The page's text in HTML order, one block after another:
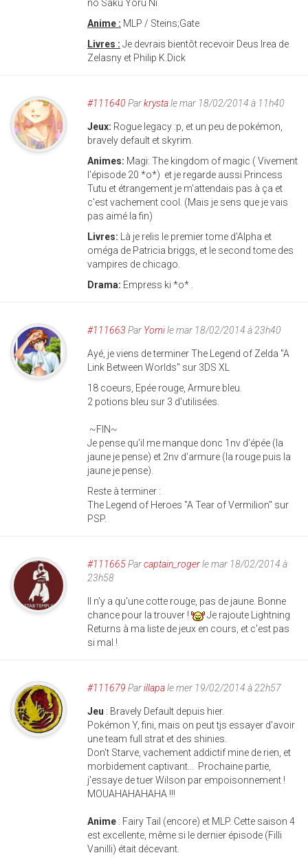
no Saku Yoru Ni
Anime : MLP / Steins;Gate
Livres : Je devrais bientôt recevoir Deus Irea de
Zelasny et Philip K.Dick
#111640 Parkrystale mar 18/02/2014 à 11h40
Jeux: Rogue legacy :p, et un peu de pokémon,
bravely default et skyrim.
Animes: Magi: The kingdom of magic ( Vivement
l'épisode 20 *o*) et je regarde aussi Princess
Tutu et étrangement je m'attendais pas à ça et
c'est vachement cool. (Mais je sens que je vais
pas aimé la fin)
Livres: Là je relis le premier tome d'Alpha et
oméga de Patricia briggs, et le second tome des
vampires de chicago.
Drama: Empress ki *o* .
#111663 Par Yomile mar 18/02/2014 à 23h40
Ayé, je viens de terminer The Legend of Zelda "A
Link Between Worlds" sur 3DS XL
18 coeurs, Epée rouge, Armure bleu.
2 potions bleu sur 3 d'utilisées.
~FIN~
Je pense qu'il me manque donc 1nv d'épée (la
jaune je pense) et 2nv d'armure (la rouge puis la
jaune je pense).
Reste à terminer :
The Legend of Heroes "A Tear of Vermilion" sur
PSP.
#111665Parcaptain_rogerle mar 18/02/2014 à
23h58
Il n'y a qu'une cotte rouge, pas de jaune. Bonne
chance pour la trouver !
Je rajoute Lightning
Returns à ma liste de jeux en cours, et c'est pas
si mal !
#111679 Parillapale mer 19/02/2014 à 22h57
Jeu : Bravely Default depuis hier.
Pokémon Y, fini, mais on peut tjs essayer d'avoir
une team full strat et des shinies.
Don't Starve, vachement addictif mine de rien, et
morbidement captivant... Prochaine partie,
j'essaye de tuer Wilson par empoisonnement !
MOUAHAHAHAHA !!!
Anime : Fairy Tail (encore) et MLP. Cette saison 4
est excellente, même si le dernier épisode (Filli
Vanilli) était décevant.